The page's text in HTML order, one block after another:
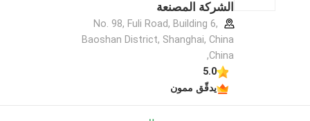
الشركة المصنعة
No. 98, Fuli Road, Building 6,
Baoshan District, Shanghai, China
,China
5.0
يدقّق ممون